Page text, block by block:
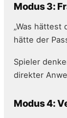
Modus 3:
„Was hättest
hätte der
Spieler
direkter
Modus 4: